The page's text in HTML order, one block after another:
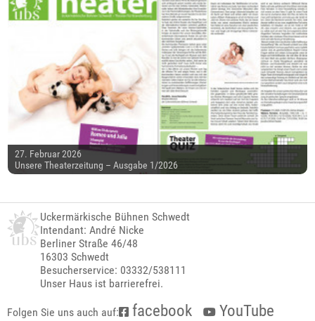
27. Februar 2026
Unsere Theaterzeitung – Ausgabe 1/2026
Uckermärkische Bühnen Schwedt
Intendant: André Nicke
Berliner Straße 46/48
16303 Schwedt
Besucherservice: 03332/538111
Unser Haus ist barrierefrei.
Folgen Sie uns auch auf: facebook
YouTube